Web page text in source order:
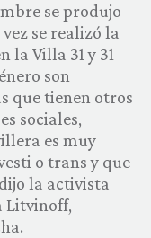
se produjo
se realizó la
la Villa 31 y 31
son
que tienen otros
sociales,
es muy
o trans y que
la activista
Litvinoff,